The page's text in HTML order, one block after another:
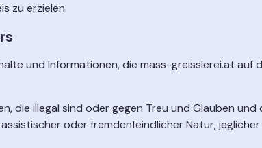
zu erzielen.
und Informationen, die mass-greisslerei.at
die illegal sind oder gegen Treu und Glauben
oder fremdenfeindlicher Natur,